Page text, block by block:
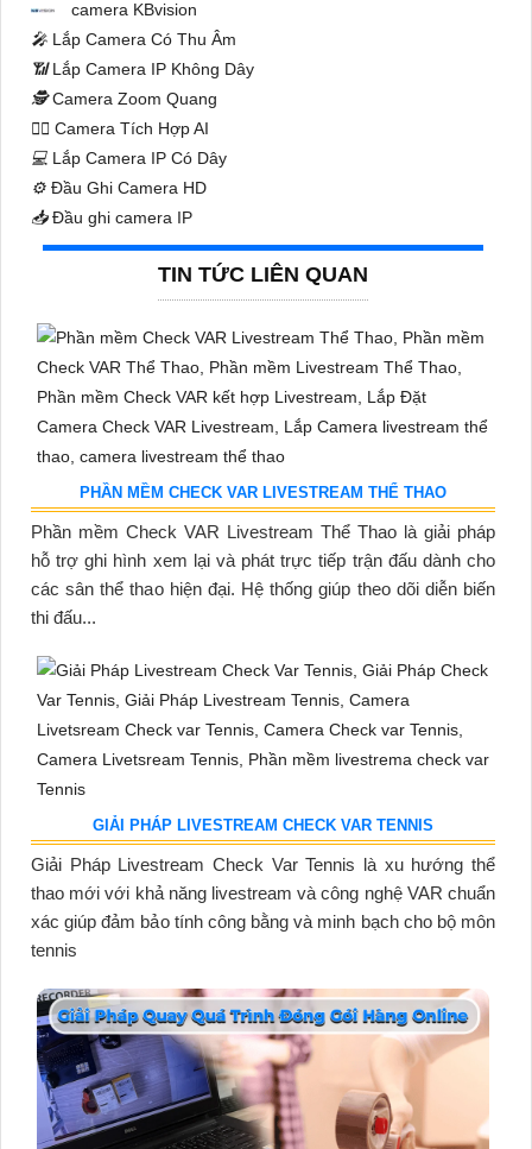
camera KBvision
️🎤️ Lắp Camera Có Thu Âm
📶Lắp Camera IP Không Dây
🕵️Camera Zoom Quang
🧛‍♀️ Camera Tích Hợp AI
💻 Lắp Camera IP Có Dây
⚙️ Đầu Ghi Camera HD
📥Đầu ghi camera IP
TIN TỨC LIÊN QUAN
PHẦN MỀM CHECK VAR LIVESTREAM THỂ THAO
Phần mềm Check VAR Livestream Thể Thao là giải pháp
hỗ trợ ghi hình xem lại và phát trực tiếp trận đấu dành cho
các sân thể thao hiện đại. Hệ thống giúp theo dõi diễn biến
thi đấu...
GIẢI PHÁP LIVESTREAM CHECK VAR TENNIS
Giải Pháp Livestream Check Var Tennis là xu hướng thể
thao mới với khả năng livestream và công nghệ VAR chuẩn
xác giúp đảm bảo tính công bằng và minh bạch cho bộ môn
tennis